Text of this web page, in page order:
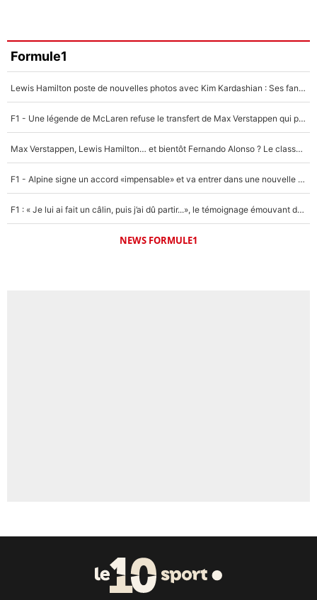
Formule1
Lewis Hamilton poste de nouvelles photos avec Kim Kardashian : Ses fans le voient déjà redevenir champion du monde de F1 grâce à elle !
F1 - Une légende de McLaren refuse le transfert de Max Verstappen qui pourrait «faire des vagues» et plomber l'ambiance dans l'équipe
Max Verstappen, Lewis Hamilton… et bientôt Fernando Alonso ? Le classement des pilotes les mieux payés en Formule 1 risque de changer !
F1 - Alpine signe un accord «impensable» et va entrer dans une nouvelle dimension : Grande nouvelle pour Pierre Gasly !
F1 : « Je lui ai fait un câlin, puis j’ai dû partir...», le témoignage émouvant de Max Verstappen sur sa fille
NEWS FORMULE1